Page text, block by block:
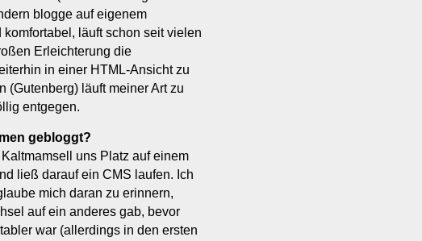
blogge auf eigenem
läuft schon seit vielen
Erleichterung die
in einer HTML-Ansicht zu
(Gutenberg) läuft meiner Art zu
entgegen.
gebloggt?
uns Platz auf einem
ließ darauf ein CMS laufen. Ich
mich daran zu erinnern,
auf ein anderes gab, bevor
war (allerdings in den ersten